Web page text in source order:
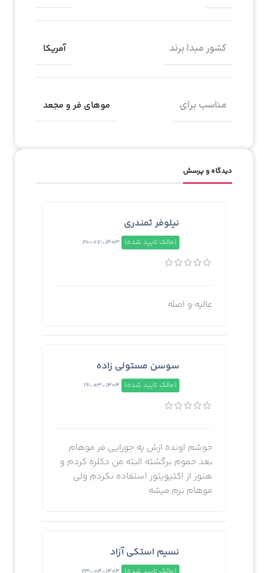
کشور مبدا برند آمریکا
مناسب برای موهای فر و مجعد
دیدگاه و پرسش
نیلوفر ثمندری
(مالک تایید شده) 1403-07-20
عالیه و اصله
سوسن مستولی زاده
(مالک تایید شده) 1404-03-19
خوشم اونده ازش یه جورایی فر موهام
بعد حموم برگشته البته من دکلره کردم و
هنوز از اکتیویتور استفاده نکردم ولی
موهام نرم میشه
نسیم استکی آزاد